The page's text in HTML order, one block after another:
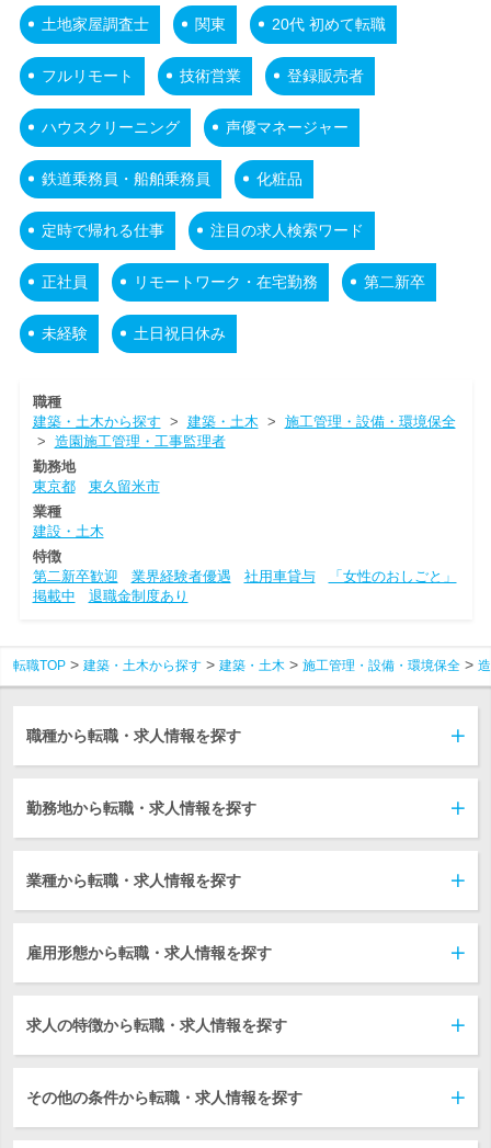
土地家屋調査士 関東 20代 初めて転職
フルリモート 技術営業 登録販売者
ハウスクリーニング 声優マネージャー
鉄道乗務員・船舶乗務員 化粧品
定時で帰れる仕事 注目の求人検索ワード
正社員 リモートワーク・在宅勤務 第二新卒
未経験 土日祝日休み
職種
建築・土木から探す > 建築・土木 > 施工管理・設備・環境保全
> 造園施工管理・工事監理者
勤務地
東京都
東久留米市
業種
建設・土木
特徴
第二新卒歓迎
業界経験者優遇 社用車貸与
「女性のおしごと」
掲載中
退職金制度あり
転職TOP 建築・土木から探す 建築・土木 施工管理・設備・環境保全
職種から転職・求人情報を探す
勤務地から転職・求人情報を探す
業種から転職・求人情報を探す
雇用形態から転職・求人情報を探す
求人の特徴から転職・求人情報を探す
その他の条件から転職・求人情報を探す